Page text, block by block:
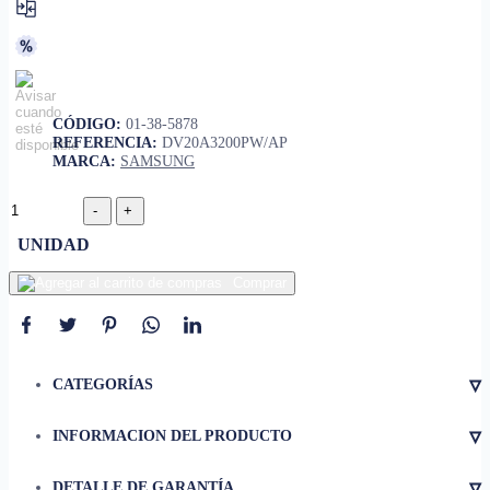
CÓDIGO: 01-38-5878
REFERENCIA: DV20A3200PW/AP
MARCA: SAMSUNG
UNIDAD
CATEGORÍAS ▿
INFORMACION DEL PRODUCTO ▿